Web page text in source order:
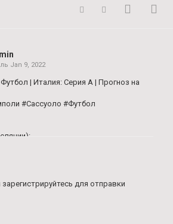
Jan 9, 2022
| Италия: Серия А | Прогноз на
#Сассуоло #Футбол
c/ZAPROGNOZOM
зарегистрируйтесь для отправки